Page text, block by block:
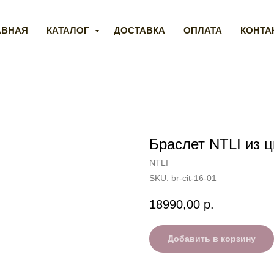
КАТАЛОГ ДОСТАВКА ОПЛАТА
Браслет NTLI из
NTLI
SKU: br-cit-16-01
18990,00 р.
Добавить в корзину